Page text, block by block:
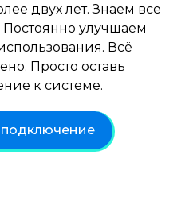
двух лет. Знаем все
улучшаем
Всё
Просто оставь
к системе.
подключение